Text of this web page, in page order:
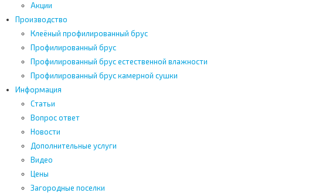
Акции
Производство
Клеёный профилированный брус
Профилированный брус
Профилированный брус естественной влажности
Профилированный брус камерной сушки
Информация
Статьи
Вопрос ответ
Новости
Дополнительные услуги
Видео
Цены
Загородные поселки